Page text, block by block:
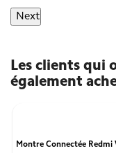
Next
Les clients qui
également
Montre Connectée Redmi